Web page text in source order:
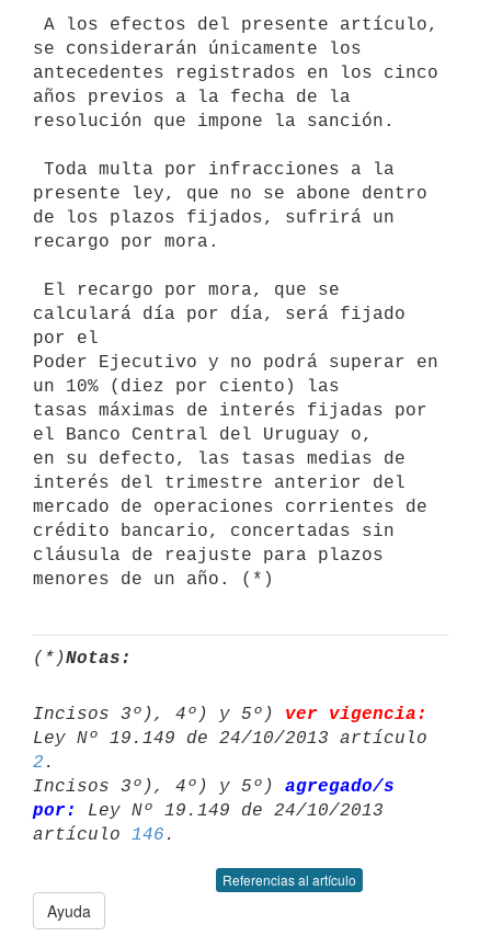
se considerarán únicamente los
antecedentes registrados en los cinco
años previos a la fecha de la
resolución que impone la sanción.
presente ley, que no se abone dentro
de los plazos fijados, sufrirá un
recargo por mora.
calculará día por día, será fijado
por el
Poder Ejecutivo y no podrá superar en
un 10% (diez por ciento) las
tasas máximas de interés fijadas por
el Banco Central del Uruguay o,
en su defecto, las tasas medias de
interés del trimestre anterior del
mercado de operaciones corrientes de
crédito bancario, concertadas sin
cláusula de reajuste para plazos
(*)Notas:
Incisos 3º), 4º) y 5º) ver vigencia:
2 .
Incisos 3º), 4º) y 5º) agregado/s
por:
Ley Nº 19.149 de 24/10/2013
artículo 146
Referencias al artículo
Ayuda